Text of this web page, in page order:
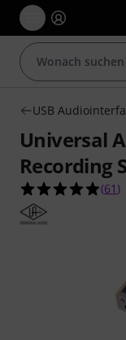
USB
Universal
Recording
4.9
(61 )